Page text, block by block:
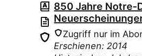
850 Jahre Notre-
Zugriff nur im
Erschienen: 2014